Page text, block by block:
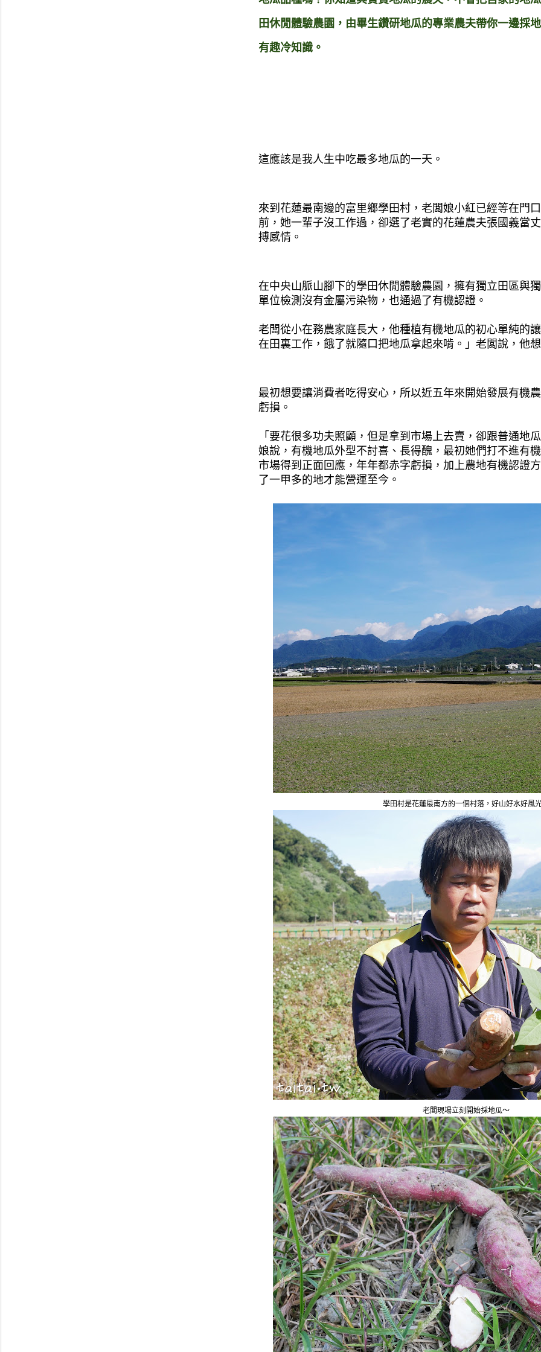
田休閒體驗農園，由畢生鑽研地瓜的專業農夫帶你一邊採
有趣冷知識。
這應該是我人生中吃最多地瓜的一天。
來到花蓮最南邊的富里鄉學田村，老闆娘小紅已經等在門
前，她一輩子沒工作過，卻選了老實的花蓮農夫張國義當
搏感情。
在中央山脈山腳下的學田休閒體驗農園，擁有獨立田區與
單位檢測沒有金屬污染物，也通過了有機認證。
老闆從小在務農家庭長大，他種植有機地瓜的初心單純的
在田裏工作，餓了就隨口把地瓜拿起來啃。」老闆說，他
最初想要讓消費者吃得安心，所以近五年來開始發展有機
虧損。
「要花很多功夫照顧，但是拿到市場上去賣，卻跟普通地
娘說，有機地瓜外型不討喜、長得醜，最初她們打不進有
市場得到正面回應，年年都赤字虧損，加上農地有機認證
了一甲多的地才能營運至今。
學田村是花蓮最南方的一個村落，好山好水好風
老闆現場立刻開始採地瓜～